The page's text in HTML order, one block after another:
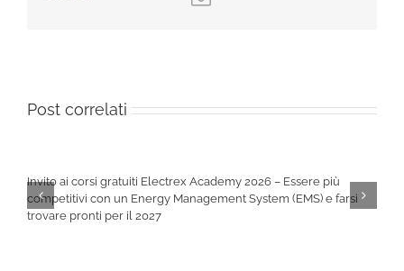
Post correlati
Invito ai corsi gratuiti Electrex Academy 2026 – Essere più
competitivi con un Energy Management System (EMS) e farsi
trovare pronti per il 2027